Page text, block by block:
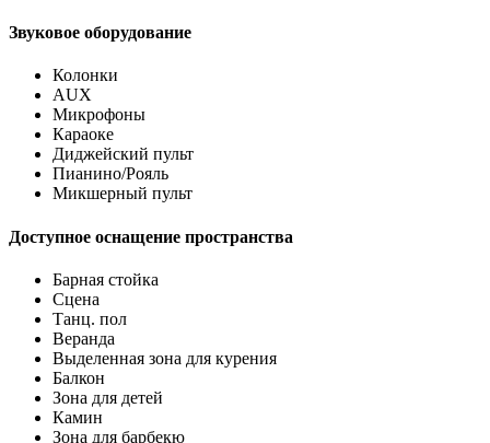
Звуковое оборудование
Колонки
AUX
Микрофоны
Караоке
Диджейский пульт
Пианино/Рояль
Микшерный пульт
Доступное оснащение пространства
Барная стойка
Сцена
Танц. пол
Веранда
Выделенная зона для курения
Балкон
Зона для детей
Камин
Зона для барбекю